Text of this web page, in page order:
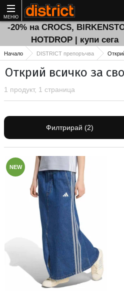
МЕНЮ
-20% на CROCS,
HOTDROP | купи сега
Начало DISTRICT препоръчва
Открий всичко за
1 продукт, 1 страница
Филтрирай (2)
NEW